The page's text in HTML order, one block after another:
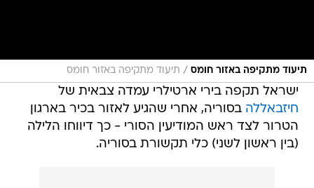
תיעוד מתקיפה באזור חומס / תיעוד מתקיפה באזור חומס
ישראל תקפה בירי ארטילרי עמדה צבאית של
חיזבאללה בסוריה, אחרי שהגיע לאזור בכיר בארגון
הטרור לצד ראש המודיעין הסורי - כך דיווחו הלילה
(בין ראשון לשני) כלי תקשורת בסוריה.